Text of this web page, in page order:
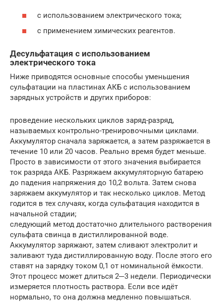
с использованием электрического тока;
с применением химических реагентов.
Десульфатация с использованием
электрического тока
Ниже приводятся основные способы уменьшения
сульфатации на пластинах АКБ с использованием
зарядных устройств и других приборов:
проведение нескольких циклов заряд-разряд,
называемых контрольно-тренировочными циклами.
Аккумулятор сначала заряжается, а затем разряжается в
течение 10 или 20 часов. Реально время будет меньше.
Просто в зависимости от этого значения выбирается
ток разряда АКБ. Разряжаем аккумуляторную батарею
до падения напряжения до 10,2 вольта. Затем снова
заряжаем аккумулятор и так несколько циклов. Метод
годится в тех случаях, когда сульфатация находится в
начальной стадии;
следующий метод достаточно длительного растворения
сульфата свинца в дистиллированной воде.
Аккумулятор заряжают, затем сливают электролит и
заливают туда дистиллированную воду. После этого его
ставят на зарядку током 0,1 от номинальной ёмкости.
Этот процесс может длиться 2─3 недели. Периодически
измеряется плотность раствора. Если все идёт
нормально, то она должна медленно повышаться.